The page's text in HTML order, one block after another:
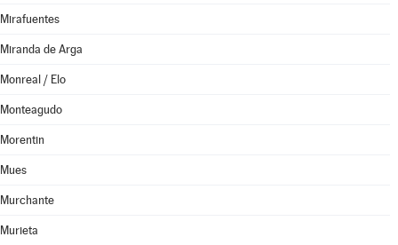
Mirafuentes
Miranda de Arga
Monreal / Elo
Monteagudo
Morentin
Mues
Murchante
Murieta